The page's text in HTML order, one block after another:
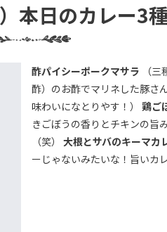
本日のカレー3種
酢パイシーポークマサラ （
酢）のお酢でマリネした豚さ
味わいになとりやす！） 鶏ご
きごぼうの香りとチキンの旨
（笑） 大根とサバのキーマカ
ーじゃないみたいな！旨いカ